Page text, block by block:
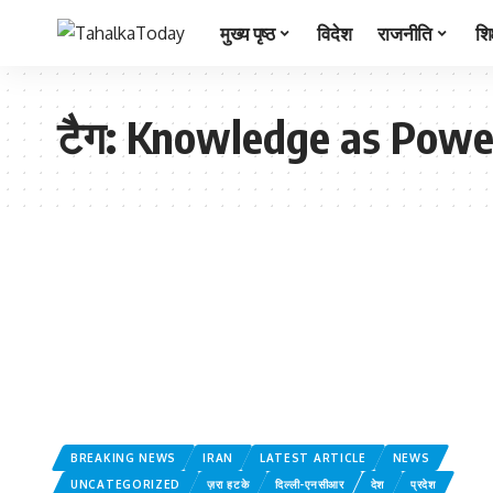
मुख्य पृष्ठ विदेश राजनीति
टैग:Knowledge as
BREAKING NEWS IRAN LATEST ARTICLE
NEWS
UNCATEGORIZED
ज़रा हटके दिल्ली-एनसीआर देश
प्रदेश